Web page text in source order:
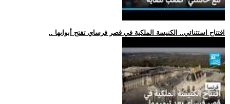
.. افتتاح استثنائي.. الكنيسة الملكية في قصر فرساي تفتح أبوابها